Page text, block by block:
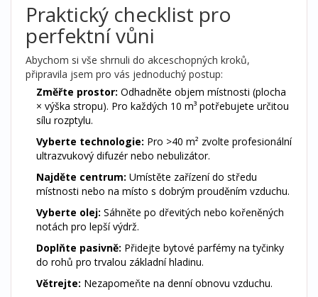
Praktický checklist pro
perfektní vůni
Abychom si vše shrnuli do akceschopných kroků,
připravila jsem pro vás jednoduchý postup:
Změřte prostor: Odhadněte objem místnosti (plocha
× výška stropu). Pro každých 10 m³ potřebujete určitou
sílu rozptylu.
Vyberte technologie: Pro >40 m² zvolte profesionální
ultrazvukový difuzér nebo nebulizátor.
Najděte centrum: Umístěte zařízení do středu
místnosti nebo na místo s dobrým prouděním vzduchu.
Vyberte olej: Sáhněte po dřevitých nebo kořeněných
notách pro lepší výdrž.
Doplňte pasivně: Přidejte bytové parfémy na tyčinky
do rohů pro trvalou základní hladinu.
Větrejte: Nezapomeňte na denní obnovu vzduchu.